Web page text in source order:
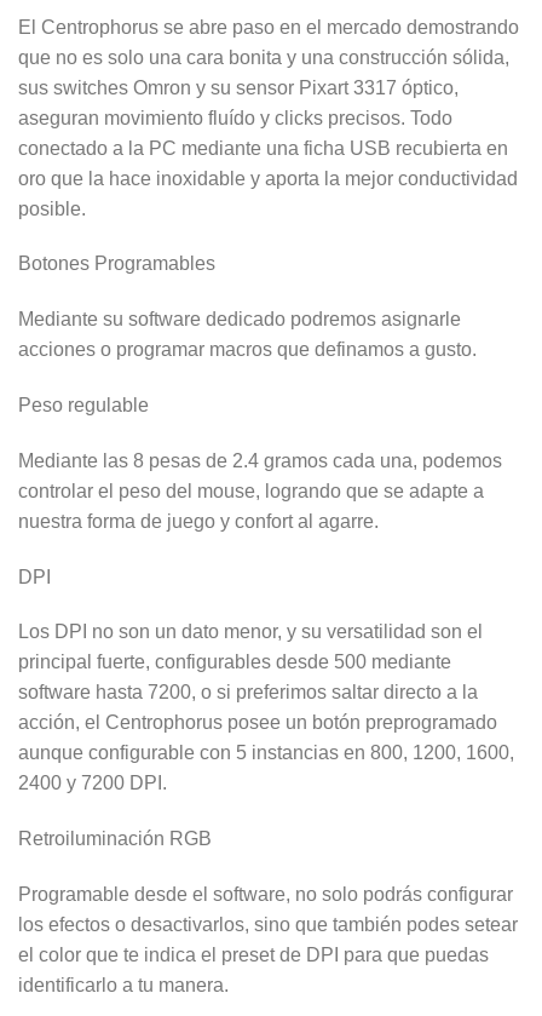
El Centrophorus se abre paso en el mercado demostrando
que no es solo una cara bonita y una construcción sólida,
sus switches Omron y su sensor Pixart 3317 óptico,
aseguran movimiento fluído y clicks precisos. Todo
conectado a la PC mediante una ficha USB recubierta en
oro que la hace inoxidable y aporta la mejor conductividad
posible.
Botones Programables
Mediante su software dedicado podremos asignarle
acciones o programar macros que definamos a gusto.
Peso regulable
Mediante las 8 pesas de 2.4 gramos cada una, podemos
controlar el peso del mouse, logrando que se adapte a
nuestra forma de juego y confort al agarre.
DPI
Los DPI no son un dato menor, y su versatilidad son el
principal fuerte, configurables desde 500 mediante
software hasta 7200, o si preferimos saltar directo a la
acción, el Centrophorus posee un botón preprogramado
aunque configurable con 5 instancias en 800, 1200, 1600,
2400 y 7200 DPI.
Retroiluminación RGB
Programable desde el software, no solo podrás configurar
los efectos o desactivarlos, sino que también podes setear
el color que te indica el preset de DPI para que puedas
identificarlo a tu manera.